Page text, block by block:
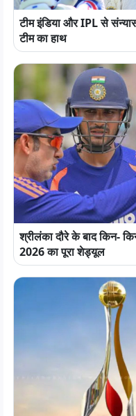
टीम इंडिया और IPL से
टीम का हाथ
श्रीलंका दौरे के बाद किन-
2026 का पूरा शेड्यूल